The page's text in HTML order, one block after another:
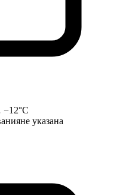
не указана